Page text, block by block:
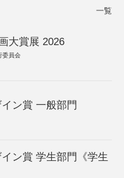
一覧
大賞展 2026
委員会
ン賞 一般部門
ン賞 学生部門《学生